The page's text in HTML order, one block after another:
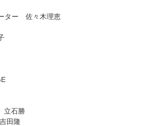
ター 佐々木理恵
立石勝
田隆